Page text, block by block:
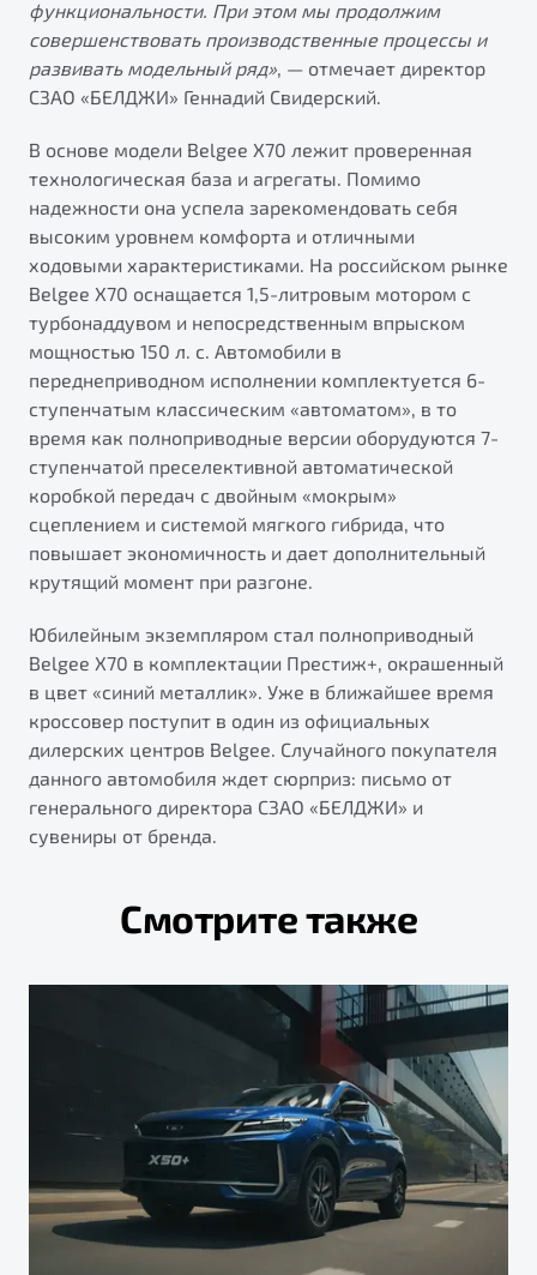
Универсальный кроссовер
Обзор В наличии
Запись на сервис
Калькулятор ТО
Клиентская поддержка
функциональности. При этом мы продолжим
совершенствовать производственные процессы и
развивать модельный ряд», — отмечает директор
СЗАО «БЕЛДЖИ» Геннадий Свидерский.
В основе модели Belgee X70 лежит проверенная
технологическая база и агрегаты. Помимо
надежности она успела зарекомендовать себя
высоким уровнем комфорта и отличными
ходовыми характеристиками. На российском рынке
Belgee X70 оснащается 1,5-литровым мотором с
турбонаддувом и непосредственным впрыском
мощностью 150 л. с. Автомобили в
переднеприводном исполнении комплектуется 6-
ступенчатым классическим «автоматом», в то
время как полноприводные версии оборудуются 7-
ступенчатой преселективной автоматической
коробкой передач с двойным «мокрым»
сцеплением и системой мягкого гибрида, что
повышает экономичность и дает дополнительный
крутящий момент при разгоне.
Юбилейным экземпляром стал полноприводный
Belgee X70 в комплектации Престиж+, окрашенный
в цвет «синий металлик». Уже в ближайшее время
кроссовер поступит в один из официальных
дилерских центров Belgee. Случайного покупателя
данного автомобиля ждет сюрприз: письмо от
генерального директора СЗАО «БЕЛДЖИ» и
сувениры от бренда.
Смотрите также